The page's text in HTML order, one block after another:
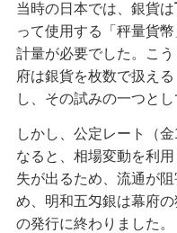
当時の日本では、銀貨は
って使用する「秤量貨
計量が必要でした。こ
府は銀貨を枚数で扱える
し、その試みの一つと
しかし、公定レート（
なると、相場変動を利
失が出るため、流通が
め、明和五匁銀は幕府
の発行に終わりました。